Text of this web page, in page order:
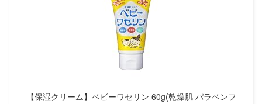
【保湿クリーム】ベビーワセリン 60g(乾燥肌 パラベンフ